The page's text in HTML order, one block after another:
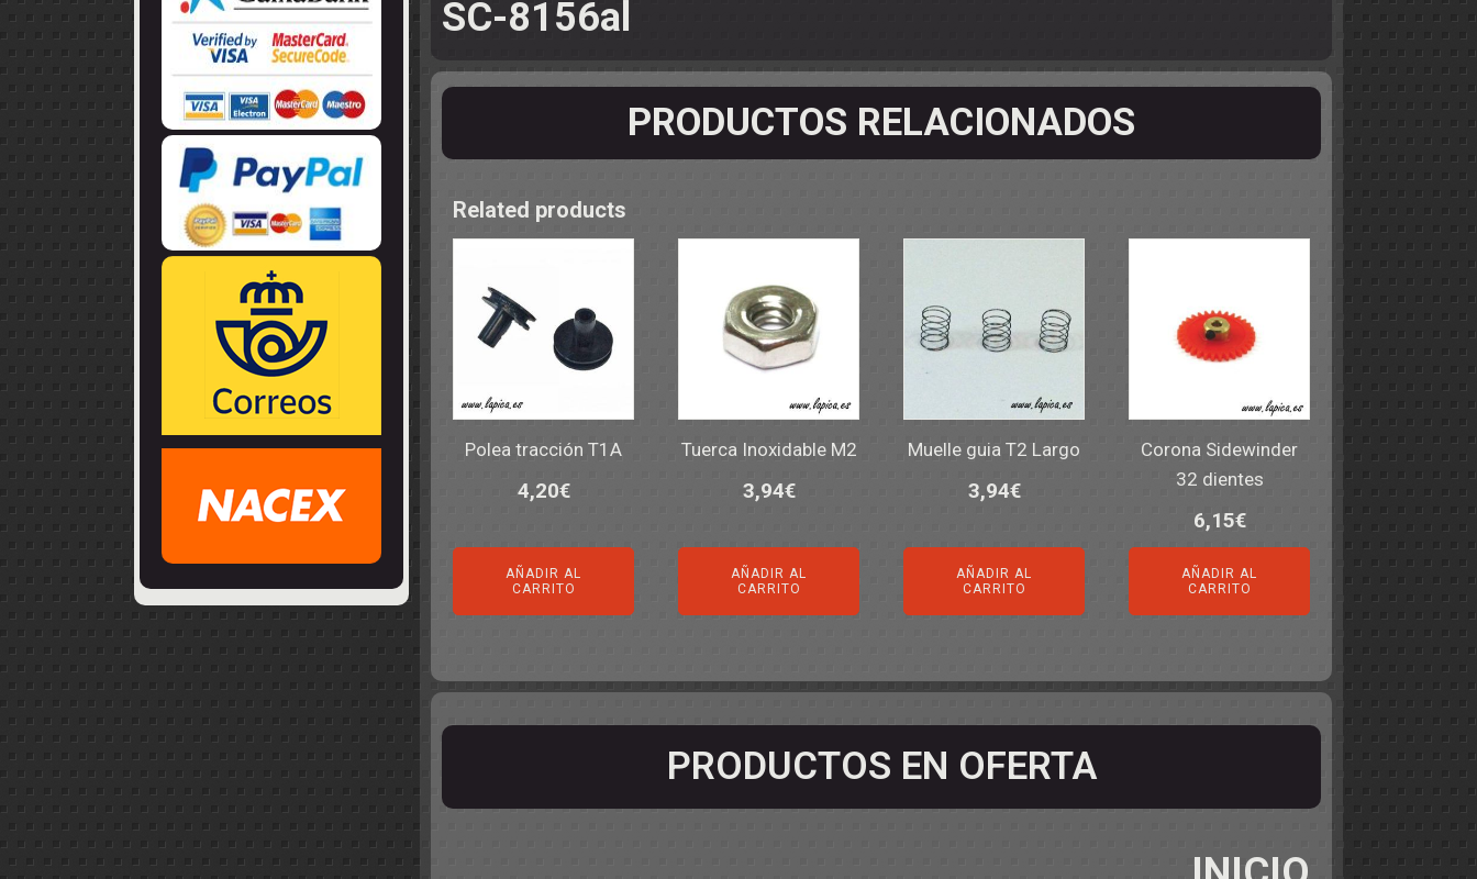
COJINETES - RODAMIENTOS
CORONAS
GUIA - BRAZOS - SOPORTES
LLANTASSC-8156al
PRODUCTOS RELACIONADOS
Related products
Polea tracción T1A
4,20€
AÑADIR AL
CARRITO
Tuerca Inoxidable M2
3,94€
AÑADIR AL
CARRITO
Muelle guia T2 Largo
3,94€
AÑADIR AL
CARRITO
Corona Sidewinder
32 dientes
6,15€
AÑADIR AL
CARRITO
PRODUCTOS EN OFERTA